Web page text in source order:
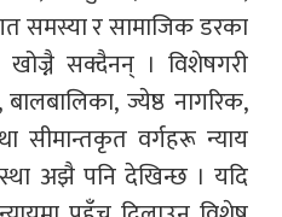
समस्या र सामाजिक डरका
सक्दैनन् । विशेषगरी
ज्येष्ठ नागरिक,
सीमान्तकृत वर्गहरू न्याय
अझै पनि देखिन्छ । यदि